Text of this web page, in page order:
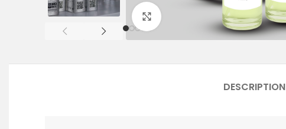
Click to enlarge
DESCRIPTION